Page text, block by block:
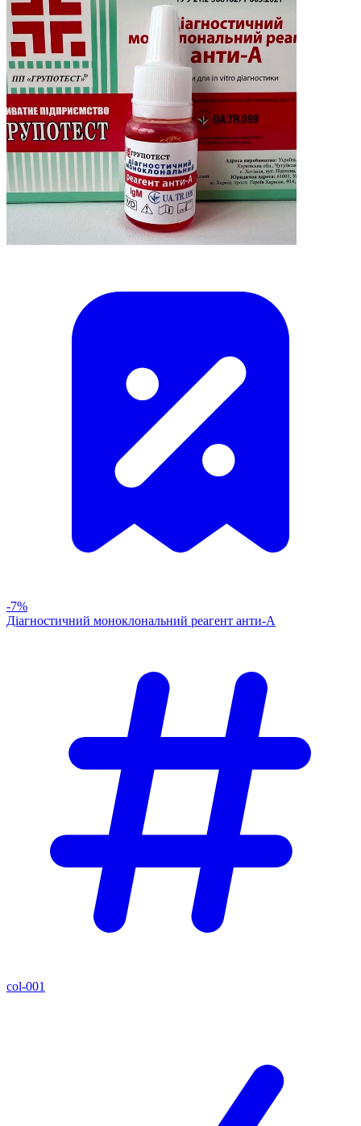
-7%
Діагностичний моноклональний реагент анти-А
col-001